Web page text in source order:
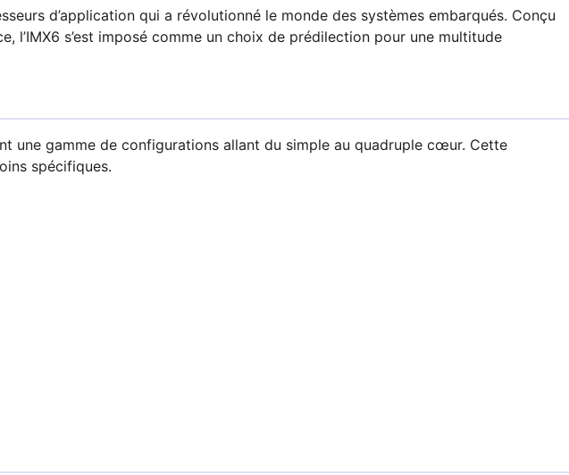
d’application qui a révolutionné le monde des systèmes embarqués. Conçu
s’est imposé comme un choix de prédilection pour une multitude
une gamme de configurations allant du simple au quadruple cœur. Cette
spécifiques.